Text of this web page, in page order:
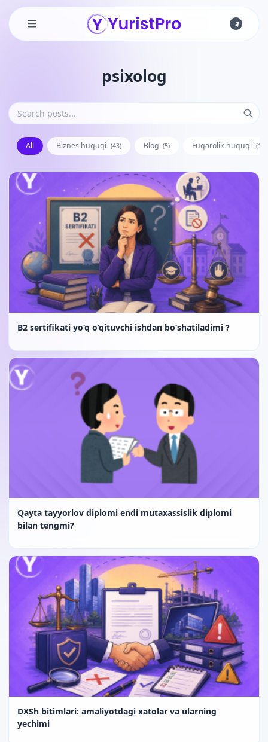
psixolog
All Biznes huquqi (43) Blog (5) Fuqarolik huquqi
B2 sertifikati yo‘q o‘qituvchi ishdan bo‘shatiladimi ?
Qayta tayyorlov diplomi endi mutaxassislik diplomi
bilan tengmi?
DXSh bitimlari: amaliyotdagi xatolar va ularning
yechimi